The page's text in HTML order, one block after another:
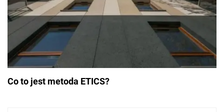
Co to jest metoda ETICS?